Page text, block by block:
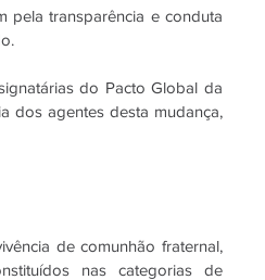
pela transparência e conduta
do Pacto Global da
dos agentes desta mudança,
de comunhão fraternal,
nas categorias de